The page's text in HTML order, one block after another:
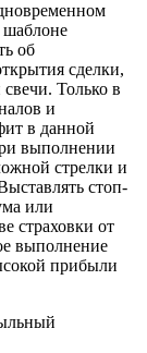
шаблоне
об
сделки,
Только в
и
в данной
выполнении
стрелки и
стоп-
или
страховки от
выполнение
прибыли